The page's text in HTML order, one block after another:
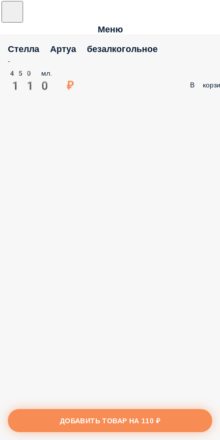
Меню
Стелла Артуа безалкогольное
-
450 мл.
110 ₽ В
ДОБАВИТЬ ТОВАР НА 110 ₽